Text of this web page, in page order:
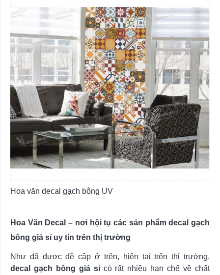
Hoa văn decal gạch bông UV
Hoa Văn Decal – nơi hội tụ các sản phẩm decal gạch
bông giá sỉ uy tín trên thị trường
Như đã được đề cập ở trên, hiện tại trên thị trường,
decal gạch bông giá sỉ có rất nhiều hạn chế về chất